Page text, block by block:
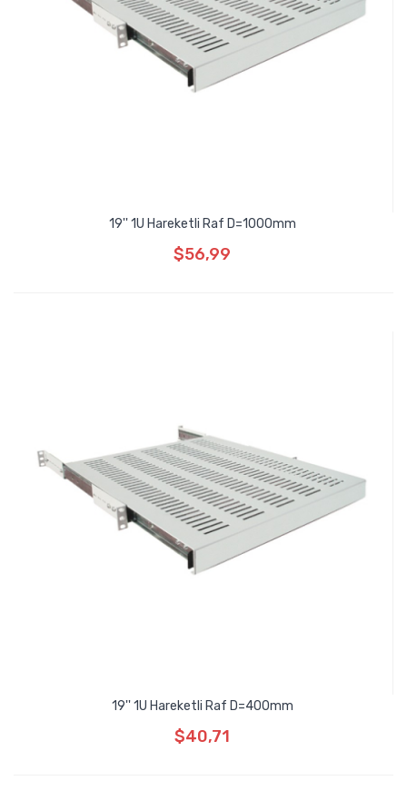
19'' 1U Hareketli Raf D=1000mm
$56,99
19'' 1U Hareketli Raf D=400mm
$40,71